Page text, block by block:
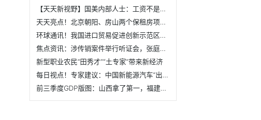
【天天新视野】国美内部人士：工资不是不发是缓发，公司正与...
天天亮点！北京朝阳、房山两个保租房项目即将配租，近三年毕...
环球通讯！我国进口贸易促进创新示范区增至43个
焦点资讯：涉传销案件举行听证会，张庭夫妇与陶虹还有哪些公司？
新型职业农民“田秀才”“土专家”带来新经济
每日视点！专家建议：中国新能源汽车“出海”东盟需实施差异...
前三季度GDP版图：山西拿了第一，福建悄悄逆袭